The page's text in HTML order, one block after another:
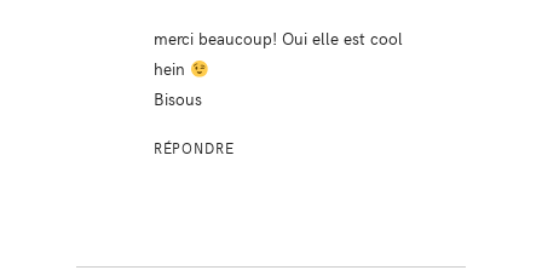
merci beaucoup! Oui elle est cool
hein
Bisous
RÉPONDRE